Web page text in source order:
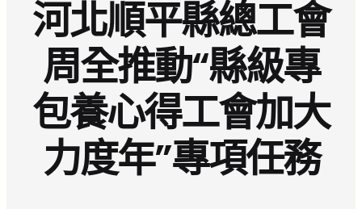
河北順平縣總工會
周全推動“縣級專
包養心得工會加大
力度年”專項任務